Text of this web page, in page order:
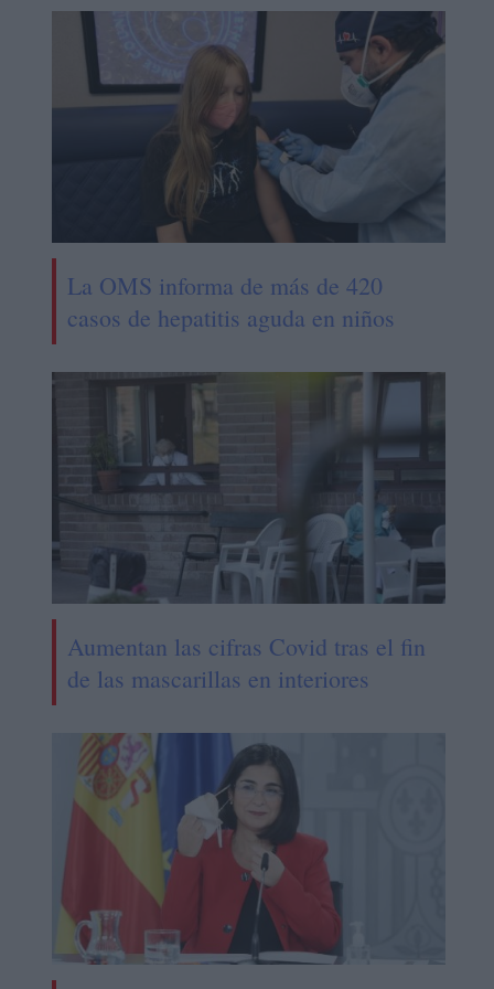
La OMS informa de más de 420
casos de hepatitis aguda en niños
Aumentan las cifras Covid tras el fin
de las mascarillas en interiores